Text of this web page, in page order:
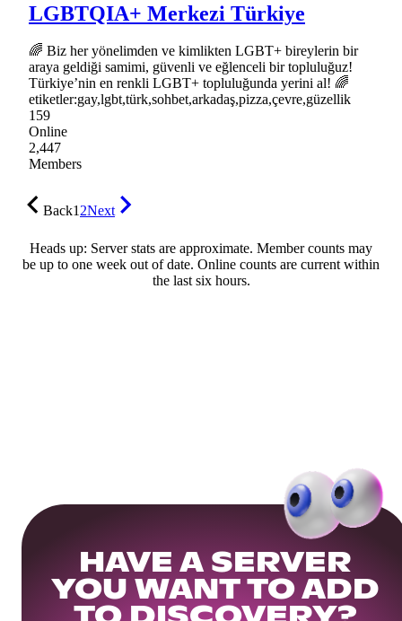
LGBTQIA+ Merkezi Türkiye
🌈 Biz her yönelimden ve kimlikten LGBT+ bireylerin bir
araya geldiği samimi, güvenli ve eğlenceli bir topluluğuz!
Türkiye’nin en renkli LGBT+ topluluğunda yerini al! 🌈
etiketler:gay,lgbt,türk,sohbet,arkadaş,pizza,çevre,güzellik
159
Online
2,447
Members
Back12Next
Heads up: Server stats are approximate. Member counts may
be up to one week out of date. Online counts are current within
the last six hours.
HAVE A SERVER
YOU WANT TO ADD